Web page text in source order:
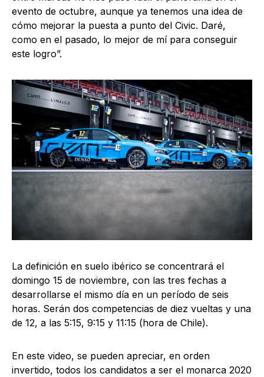
evento de octubre, aunque ya tenemos una idea de
cómo mejorar la puesta a punto del Civic. Daré,
como en el pasado, lo mejor de mí para conseguir
este logro”.
La definición en suelo ibérico se concentrará el
domingo 15 de noviembre, con las tres fechas a
desarrollarse el mismo día en un período de seis
horas. Serán dos competencias de diez vueltas y una
de 12, a las 5:15, 9:15 y 11:15 (hora de Chile).
En este video, se pueden apreciar, en orden
invertido, todos los candidatos a ser el monarca 2020